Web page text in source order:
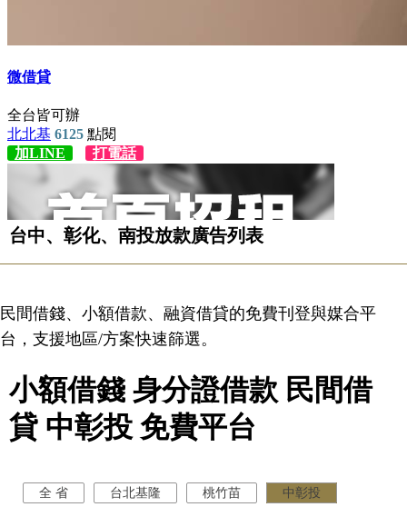
台中、彰化、南投放款廣告列表
民間借錢、小額借款、融資借貸的免費刊登與媒合平
台，支援地區/方案快速篩選。
小額借錢 身分證借款 民間借
貸 中彰投 免費平台
全 省 台北基隆 桃竹苗 中彰投